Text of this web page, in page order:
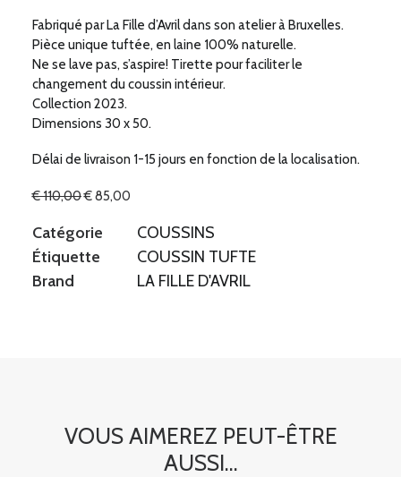
Fabriqué par La Fille d’Avril dans son atelier à Bruxelles.
Pièce unique tuftée, en laine 100% naturelle.
Ne se lave pas, s’aspire! Tirette pour faciliter le
changement du coussin intérieur.
Collection 2023.
Dimensions 30 x 50.
Délai de livraison 1-15 jours en fonction de la localisation.
€110,00Le
initial
était :
€ 110,00.
€85,00
actuel
est :
€ 85,00.
Catégorie
COUSSINS
Étiquette
COUSSIN TUFTE
Brand
LA FILLE D'AVRIL
VOUS AIMEREZ PEUT-ÊTRE
AUSSI...